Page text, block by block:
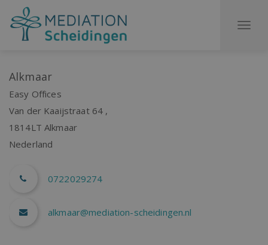
Alkmaar
Easy Offices
Van der Kaaijstraat 64 ,
1814LT Alkmaar
Nederland
0722029274
alkmaar@mediation-scheidingen.nl